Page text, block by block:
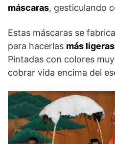
máscaras, gesticulando
Estas máscaras se
para hacerlas más
Pintadas con colores
cobrar vida encima del